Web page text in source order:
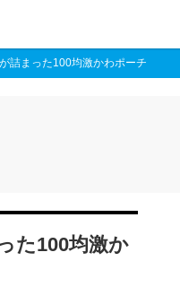
詰まった100均激かわポーチ
た100均激か